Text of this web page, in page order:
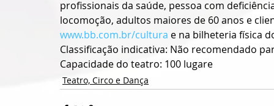
profissionais da saúde, pessoa com
locomoção, adultos maiores de 60 anos e
www.bb.com.br/cultura e na bilheteria física
Classificação indicativa: Não recomendado
Capacidade do teatro: 100 lugare
Teatro, Circo e Dança